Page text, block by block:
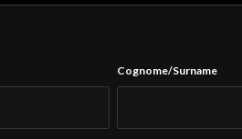
Cognome/Surname